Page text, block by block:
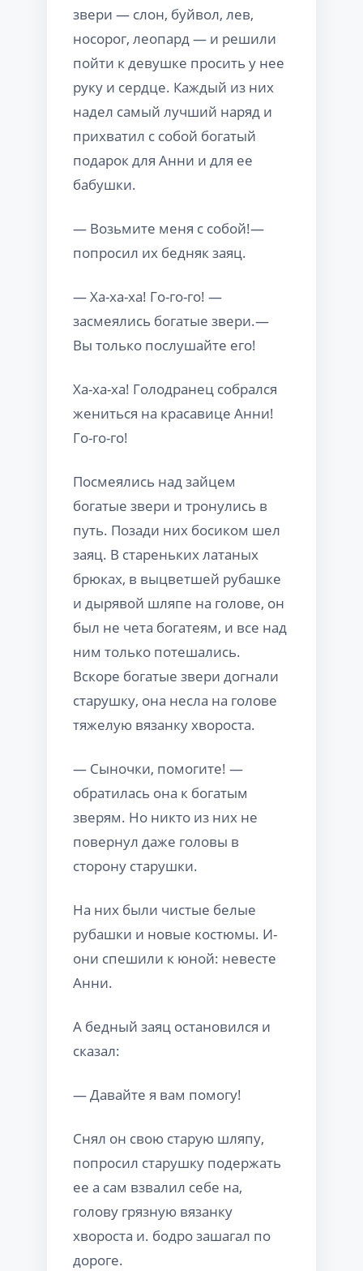
звери — слон, буйвол, лев,
носорог, леопард — и решили
пойти к девушке просить у нее
руку и сердце. Каждый из них
надел самый лучший наряд и
прихватил с собой богатый
подарок для Анни и для ее
бабушки.
— Возьмите меня с собой!—
попросил их бедняк заяц.
— Ха-ха-ха! Го-го-го! —
засмеялись богатые звери.—
Вы только послушайте его!
Ха-ха-ха! Голодранец собрался
жениться на красавице Анни!
Го-го-го!
Посмеялись над зайцем
богатые звери и тронулись в
путь. Позади них босиком шел
заяц. В стареньких латаных
брюках, в выцветшей рубашке
и дырявой шляпе на голове, он
был не чета богатеям, и все над
ним только потешались.
Вскоре богатые звери догнали
старушку, она несла на голове
тяжелую вязанку хвороста.
— Сыночки, помогите! —
обратилась она к богатым
зверям. Но никто из них не
повернул даже головы в
сторону старушки.
На них были чистые белые
рубашки и новые костюмы. И-
они спешили к юной: невесте
Анни.
А бедный заяц остановился и
сказал:
— Давайте я вам помогу!
Снял он свою старую шляпу,
попросил старушку подержать
ее а сам взвалил себе на,
голову грязную вязанку
хвороста и. бодро зашагал по
дороге.